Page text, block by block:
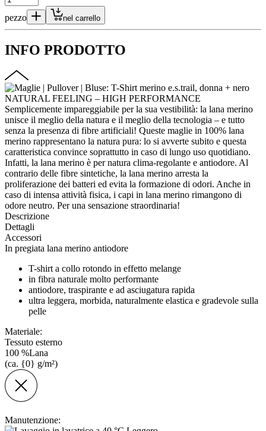
pezzo nel carrello
INFO PRODOTTO
NATURAL FEELING – HIGH PERFORMANCE
Semplicemente impareggiabile per la sua vestibilità: la lana merino
unisce il meglio della natura e il meglio della tecnologia – e tutto
senza la presenza di fibre artificiali! Queste maglie in 100% lana
merino rappresentano la natura pura: lo si avverte subito e questa
caratteristica convince soprattutto in caso di lungo uso quotidiano.
Infatti, la lana merino è per natura clima-regolante e antiodore. Al
contrario delle fibre sintetiche, la lana merino arresta la
proliferazione dei batteri ed evita la formazione di odori. Anche in
caso di intensa attività fisica, i capi in lana merino rimangono di
odore neutro. Per una sensazione straordinaria!
Descrizione
Dettagli
Accessori
In pregiata lana merino antiodore
T-shirt a collo rotondo in effetto melange
in fibra naturale molto performante
antiodore, traspirante e ad asciugatura rapida
ultra leggera, morbida, naturalmente elastica e gradevole sulla
pelle
Materiale:
Tessuto esterno
100 %Lana
(ca. {0} g/m²)
Manutenzione: